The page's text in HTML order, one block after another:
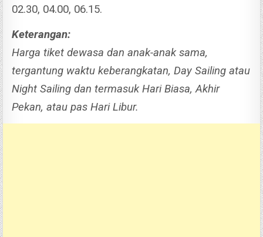
02.30, 04.00, 06.15.
Keterangan:
Harga tiket dewasa dan anak-anak sama,
tergantung waktu keberangkatan, Day Sailing atau
Night Sailing dan termasuk Hari Biasa, Akhir
Pekan, atau pas Hari Libur.